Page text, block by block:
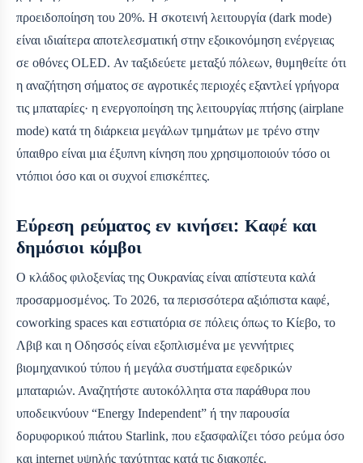
προειδοποίηση του 20%. Η σκοτεινή λειτουργία (dark mode)
είναι ιδιαίτερα αποτελεσματική στην εξοικονόμηση ενέργειας
σε οθόνες OLED. Αν ταξιδεύετε μεταξύ πόλεων, θυμηθείτε ότι
η αναζήτηση σήματος σε αγροτικές περιοχές εξαντλεί γρήγορα
τις μπαταρίες· η ενεργοποίηση της λειτουργίας πτήσης (airplane
mode) κατά τη διάρκεια μεγάλων τμημάτων με τρένο στην
ύπαιθρο είναι μια έξυπνη κίνηση που χρησιμοποιούν τόσο οι
ντόπιοι όσο και οι συχνοί επισκέπτες.
Εύρεση ρεύματος εν κινήσει: Καφέ και
δημόσιοι κόμβοι
Ο κλάδος φιλοξενίας της Ουκρανίας είναι απίστευτα καλά
προσαρμοσμένος. Το 2026, τα περισσότερα αξιόπιστα καφέ,
coworking spaces και εστιατόρια σε πόλεις όπως το Κίεβο, το
Λβιβ και η Οδησσός είναι εξοπλισμένα με γεννήτριες
βιομηχανικού τύπου ή μεγάλα συστήματα εφεδρικών
μπαταριών. Αναζητήστε αυτοκόλλητα στα παράθυρα που
υποδεικνύουν “Energy Independent” ή την παρουσία
δορυφορικού πιάτου Starlink, που εξασφαλίζει τόσο ρεύμα όσο
και internet υψηλής ταχύτητας κατά τις διακοπές.